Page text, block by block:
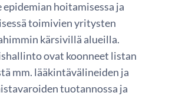
hoitamisessa ja
toimivien yritysten
kärsivillä alueilla.
ovat koonneet listan
mm. lääkintävälineiden ja
tuotannossa ja